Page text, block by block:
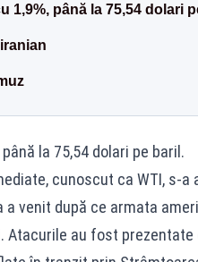
până la 75,54 dolari
la 75,54 dolari pe baril.
cunoscut ca WTI, s-a
a venit după ce armata
au fost prezentate